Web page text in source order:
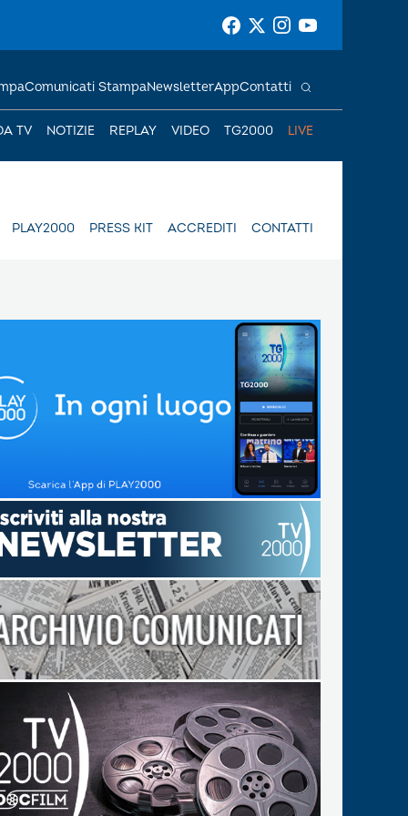
TV NOTIZIE REPLAY VIDEO TG2000 LIVE
Comunicati StampaNewsletterAppContatti
PLAY2000 PRESS KIT ACCREDITI CONTATTI